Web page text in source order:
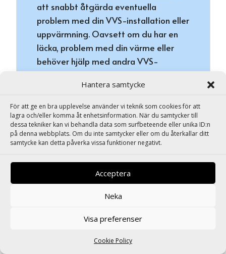
Hantera samtycke
För att ge en bra upplevelse använder vi teknik som cookies för att
lagra och/eller komma åt enhetsinformation. När du samtycker till
dessa tekniker kan vi behandla data som surfbeteende eller unika ID:n
på denna webbplats. Om du inte samtycker eller om du återkallar ditt
samtycke kan detta påverka vissa funktioner negativt.
Acceptera
Neka
Visa preferenser
Cookie Policy
att snabbt åtgärda eventuella
problem med din VVS-installation eller
uppvärmning. Oavsett om du har en
läcka, problem med din värme eller
behöver hjälp med andra VVS-
tjänster, är vi här för att hjälpa dig
snabbt och effektivt. Vi förstår att
VVS-problem kan uppstå när som
helst, och därför är våra rörmokare
alltid redo att hjälpa till när du
behöver det som mest.